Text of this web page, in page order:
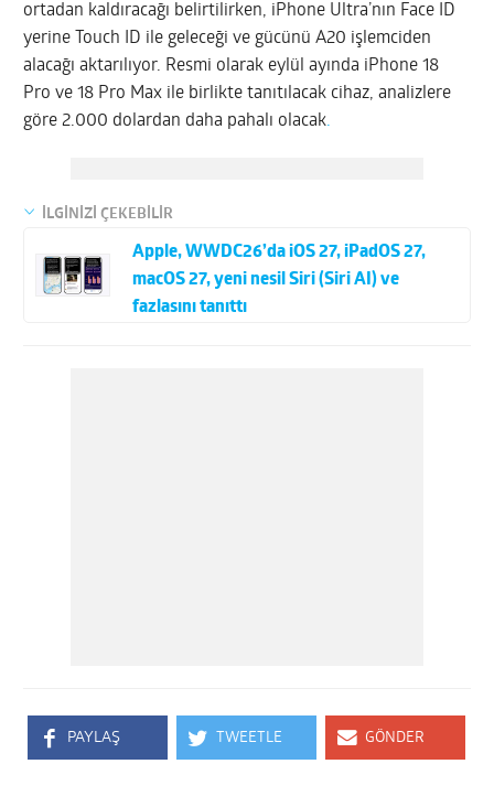
ortadan kaldıracağı belirtilirken, iPhone Ultra’nın Face ID
yerine Touch ID ile geleceği ve gücünü A20 işlemciden
alacağı aktarılıyor. Resmi olarak eylül ayında iPhone 18
Pro ve 18 Pro Max ile birlikte tanıtılacak cihaz, analizlere
göre 2.000 dolardan daha pahalı olacak.
İLGİNİZİ ÇEKEBİLİR
Apple, WWDC26’da iOS 27, iPadOS 27,
macOS 27, yeni nesil Siri (Siri AI) ve
fazlasını tanıttı
PAYLAŞ TWEETLE GÖNDER